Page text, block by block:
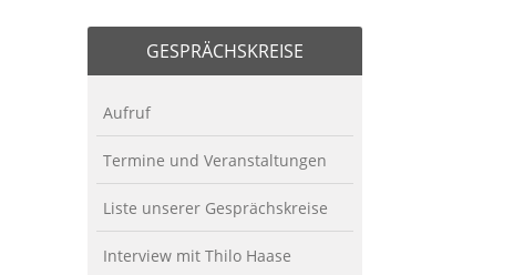
GESPRÄCHSKREISE
Aufruf
Termine und Veranstaltungen
Liste unserer Gesprächskreise
Interview mit Thilo Haase